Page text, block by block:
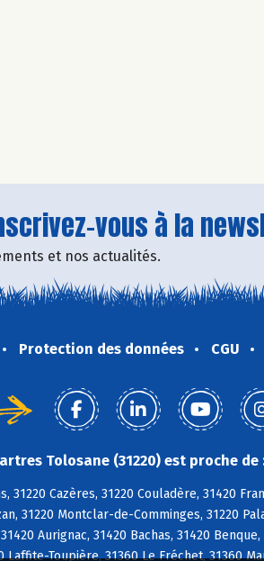
vous à la
et nos actualités.
Protection des données CGU
Tolosane (31220) est proche de
31220 Cazères, 31220 Couladère, 31420
31220 Montclar-de-Comminges, 31220
Aurignac, 31420 Bachas, 31420
Laffite-Toupière, 31360 Le Fréchet, 31360